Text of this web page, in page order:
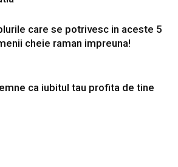
care se potrivesc in aceste 5
cheie raman impreuna!
ca iubitul tau profita de tine